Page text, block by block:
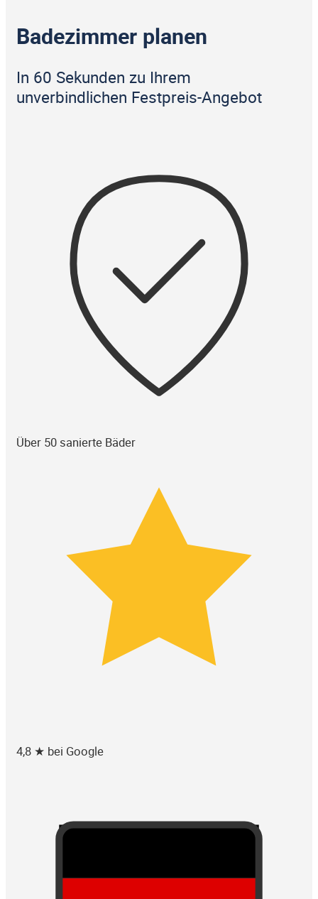
Badezimmer planen
In 60 Sekunden zu Ihrem
unverbindlichen Festpreis-Angebot
Über 50 sanierte Bäder
4,8 ★ bei Google